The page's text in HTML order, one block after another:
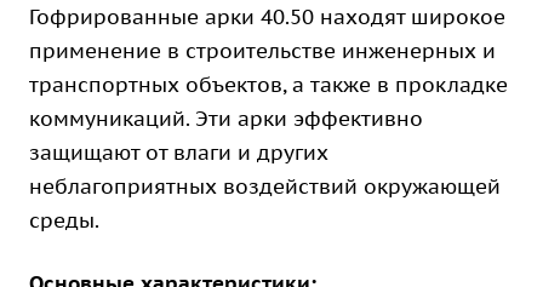
Гофрированные арки 40.50 находят широкое
применение в строительстве инженерных и
транспортных объектов, а также в прокладке
коммуникаций. Эти арки эффективно
защищают от влаги и других
неблагоприятных воздействий окружающей
среды.